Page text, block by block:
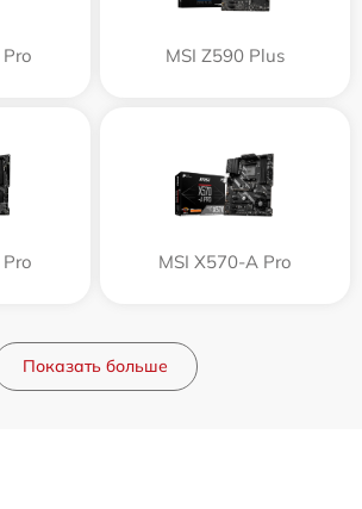
MSI Z590 Plus
MSI X570-A Pro
Показать больше